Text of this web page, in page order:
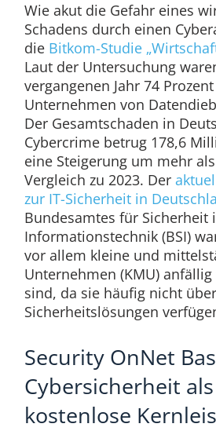
Wie akut die Gefahr eines
Schadens durch einen
die Bitkom-Studie
Laut der Untersuchung
vergangenen Jahr 74
Unternehmen von
Der Gesamtschaden in
Cybercrime betrug 178,6
eine Steigerung um mehr
Vergleich zu 2023. Der
zur IT-Sicherheit in
Bundesamtes für Sicherheit
Informationstechnik (BSI)
vor allem kleine und
Unternehmen (KMU)
sind, da sie häufig nicht
Sicherheitslösungen
Security OnNet
Cybersicherheit als
kostenlose